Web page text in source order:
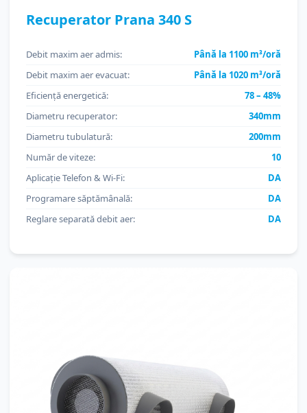
Recuperator Prana 340 S
Debit maxim aer admis:
Până la 1100 m³/oră
Debit maxim aer evacuat:
Până la 1020 m³/oră
Eficiență energetică:
78 – 48%
Diametru recuperator:
340mm
Diametru tubulatură:
200mm
Număr de viteze:
10
Aplicație Telefon & Wi-Fi:
DA
Programare săptămânală:
DA
Reglare separată debit aer:
DA